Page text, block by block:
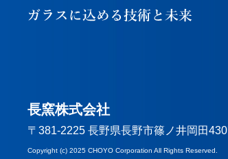
長窯株式会社
〒381-2225 長野県長野市篠ノ井岡田430
Copyright (c) 2025 CHOYO Corporation All Rights Reserved.